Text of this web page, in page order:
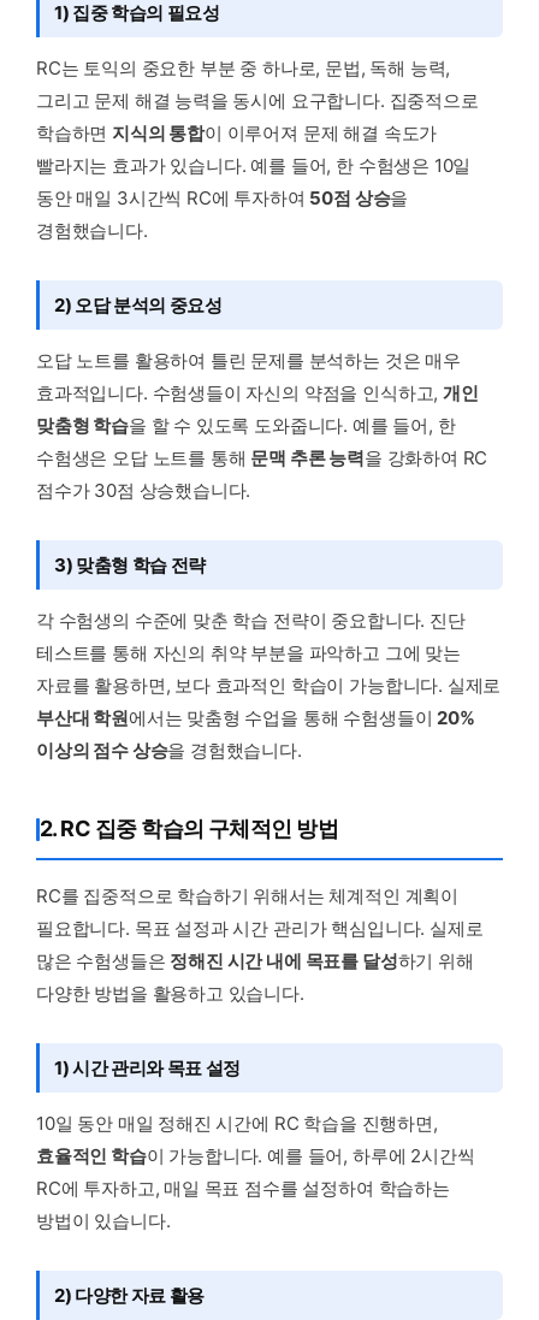
1) 집중 학습의 필요성
RC는 토익의 중요한 부분 중 하나로, 문법, 독해 능력,
그리고 문제 해결 능력을 동시에 요구합니다. 집중적으로
학습하면 지식의 통합이 이루어져 문제 해결 속도가
빨라지는 효과가 있습니다. 예를 들어, 한 수험생은 10일
동안 매일 3시간씩 RC에 투자하여 50점 상승을
경험했습니다.
2) 오답 분석의 중요성
오답 노트를 활용하여 틀린 문제를 분석하는 것은 매우
효과적입니다. 수험생들이 자신의 약점을 인식하고, 개인
맞춤형 학습을 할 수 있도록 도와줍니다. 예를 들어, 한
수험생은 오답 노트를 통해 문맥 추론 능력을 강화하여 RC
점수가 30점 상승했습니다.
3) 맞춤형 학습 전략
각 수험생의 수준에 맞춘 학습 전략이 중요합니다. 진단
테스트를 통해 자신의 취약 부분을 파악하고 그에 맞는
자료를 활용하면, 보다 효과적인 학습이 가능합니다. 실제로
부산대 학원에서는 맞춤형 수업을 통해 수험생들이20%
이상의 점수 상승을 경험했습니다.
2. RC 집중 학습의 구체적인 방법
RC를 집중적으로 학습하기 위해서는 체계적인 계획이
필요합니다. 목표 설정과 시간 관리가 핵심입니다. 실제로
많은 수험생들은 정해진 시간 내에 목표를 달성하기 위해
다양한 방법을 활용하고 있습니다.
1) 시간 관리와 목표 설정
10일 동안 매일 정해진 시간에 RC 학습을 진행하면,
효율적인 학습이 가능합니다. 예를 들어, 하루에 2시간씩
RC에 투자하고, 매일 목표 점수를 설정하여 학습하는
방법이 있습니다.
2) 다양한 자료 활용